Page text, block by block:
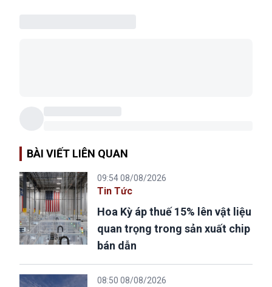
BÀI VIẾT LIÊN QUAN
09:54 08/08/2026
Tin Tức
Hoa Kỳ áp thuế 15% lên vật liệu
quan trọng trong sản xuất chip
bán dẫn
08:50 08/08/2026